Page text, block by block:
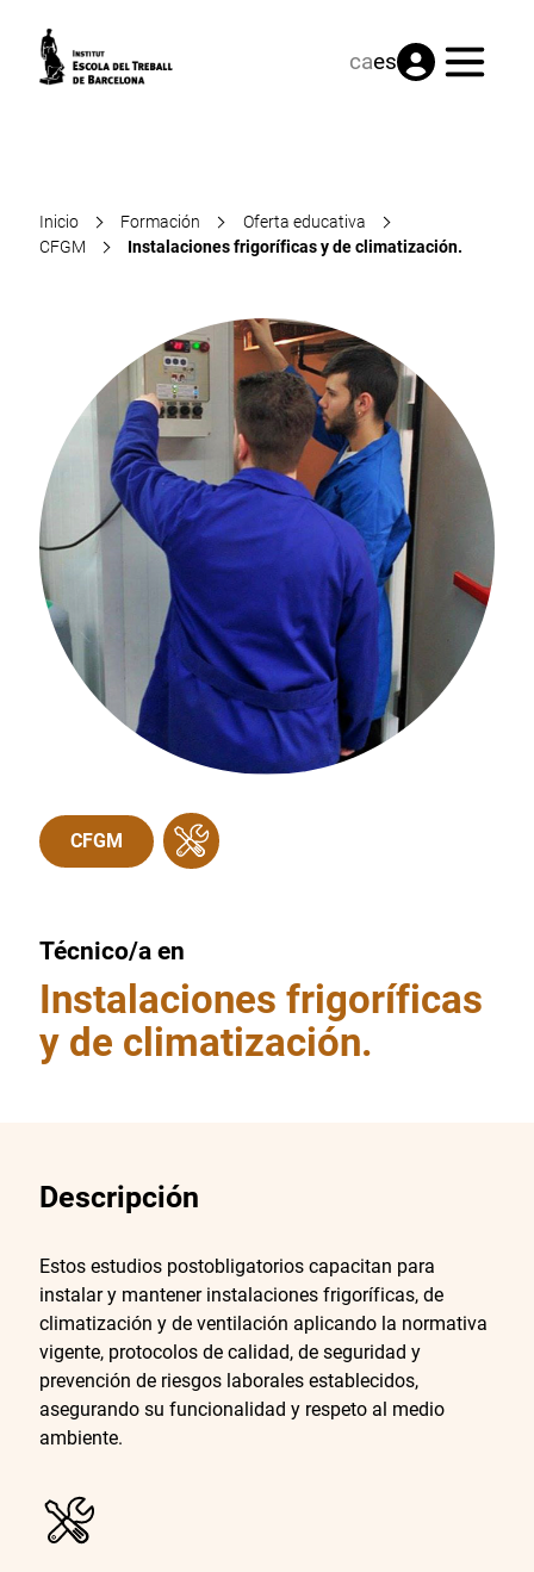
caes Menú
Inicio Formación
Oferta educativa
CFGM
Instalaciones frigoríficas y de climatización.
CFGM
Técnico/a en
Instalaciones frigoríficas
y de climatización.
Descripción
Estos estudios postobligatorios capacitan para
instalar y mantener instalaciones frigoríficas, de
climatización y de ventilación aplicando la normativa
vigente, protocolos de calidad, de seguridad y
prevención de riesgos laborales establecidos,
asegurando su funcionalidad y respeto al medio
ambiente.